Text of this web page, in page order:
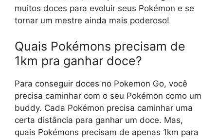
muitos doces para evoluir seus Pokémon e se
tornar um mestre ainda mais poderoso!
Quais Pokémons precisam de
1km pra ganhar doce?
Para conseguir doces no Pokemon Go, você
precisa caminhar com o seu Pokémon como um
buddy. Cada Pokémon precisa caminhar uma
certa distância para ganhar um doce. Mas,
quais Pokémons precisam de apenas 1km para